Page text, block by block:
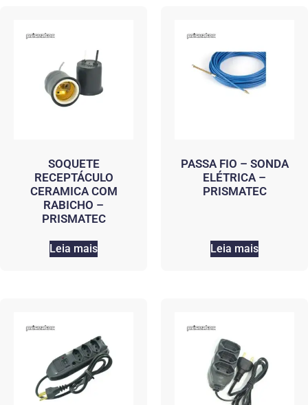
SOQUETE
RECEPTÁCULO
CERAMICA COM
RABICHO –
PRISMATEC
Leia mais
PASSA FIO – SONDA
ELÉTRICA –
PRISMATEC
Leia mais